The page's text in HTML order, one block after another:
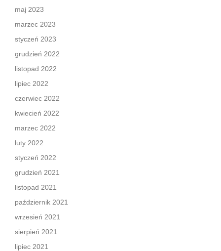
maj 2023
marzec 2023
styczeń 2023
grudzień 2022
listopad 2022
lipiec 2022
czerwiec 2022
kwiecień 2022
marzec 2022
luty 2022
styczeń 2022
grudzień 2021
listopad 2021
październik 2021
wrzesień 2021
sierpień 2021
lipiec 2021